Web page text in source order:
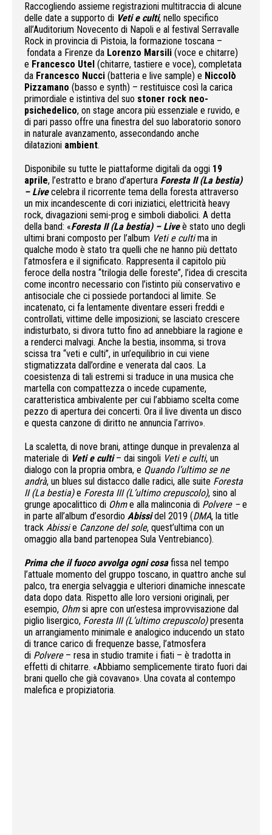
Raccogliendo assieme registrazioni multitraccia di alcune
delle date a supporto di Veti e culti, nello specifico
all’Auditorium Novecento di Napoli e al festival Serravalle
Rock in provincia di Pistoia, la formazione toscana –
fondata a Firenze da Lorenzo Marsili (voce e chitarre)
e Francesco Utel (chitarre, tastiere e voce), completata
da Francesco Nucci (batteria e live sample) e Niccolò
Pizzamano (basso e synth) – restituisce così la carica
primordiale e istintiva del suo stoner rock neo-
psichedelico, on stage ancora più essenziale e ruvido, e
di pari passo offre una finestra del suo laboratorio sonoro
in naturale avanzamento, assecondando anche
dilatazioni ambient.
Disponibile su tutte le piattaforme digitali da oggi 19
aprile, l’estratto e brano d’apertura Foresta II (La bestia)
– Livecelebra il ricorrente tema della foresta attraverso
un mix incandescente di cori iniziatici, elettricità heavy
rock, divagazioni semi-prog e simboli diabolici. A detta
della band: «Foresta II (La bestia) – Liveè stato uno degli
ultimi brani composto per l’album Veti e cultima in
qualche modo è stato tra quelli che ne hanno più dettato
l’atmosfera e il significato. Rappresenta il capitolo più
feroce della nostra “trilogia delle foreste”, l’idea di crescita
come incontro necessario con l’istinto più conservativo e
antisociale che ci possiede portandoci al limite. Se
incatenato, ci fa lentamente diventare esseri freddi e
controllati, vittime delle imposizioni; se lasciato crescere
indisturbato, si divora tutto fino ad annebbiare la ragione e
a renderci malvagi. Anche la bestia, insomma, si trova
scissa tra “veti e culti”, in un’equilibrio in cui viene
stigmatizzata dall’ordine e venerata dal caos. La
coesistenza di tali estremi si traduce in una musica che
martella con compattezza o incede cupamente,
caratteristica ambivalente per cui l’abbiamo scelta come
pezzo di apertura dei concerti. Ora il live diventa un disco
e questa canzone di diritto ne annuncia l’arrivo».
La scaletta, di nove brani, attinge dunque in prevalenza al
materiale di Veti e culti – dai singoli Veti e culti, un
dialogo con la propria ombra, e Quando l’ultimo se ne
andrà, un blues sul distacco dalle radici, alle suite Foresta
II (La bestia)e Foresta III (L’ultimo crepuscolo), sino al
grunge apocalittico di Ohme alla malinconia di Polvere –e
in parte all’album d’esordio Abissi del 2019 (DMA, la title
track Abissie Canzone del sole, quest’ultima con un
omaggio alla band partenopea Sula Ventrebianco).
Prima che il fuoco avvolga ogni cosafissa nel tempo
l’attuale momento del gruppo toscano, in quattro anche sul
palco, tra energia selvaggia e ulteriori dinamiche innescate
data dopo data. Rispetto alle loro versioni originali, per
esempio, Ohmsi apre con un’estesa improvvisazione dal
piglio lisergico, Foresta III (L’ultimo crepuscolo)presenta
un arrangiamento minimale e analogico inducendo un stato
di trance carico di frequenze basse, l’atmosfera
di Polvere– resa in studio tramite i fiati – è tradotta in
effetti di chitarre. «Abbiamo semplicemente tirato fuori dai
brani quello che già covavano». Una covata al contempo
malefica e propiziatoria.